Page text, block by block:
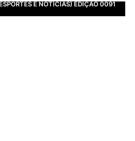
E NOTÍCIAS) EDIÇÃO 0091